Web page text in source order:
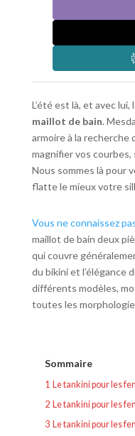
L’été est là, et avec
maillot de bain.
armoire à la
magnifier vos courbes,
Nous sommes là pour
flatte le mieux votre
Vous ne connaissez
maillot de bain deux
qui couvre
du bikini et l’élégance
différents modèles,
toutes les
Sommaire
1
Le tankini pour les
2
Le tankini pour les
3
Le tankini pour les